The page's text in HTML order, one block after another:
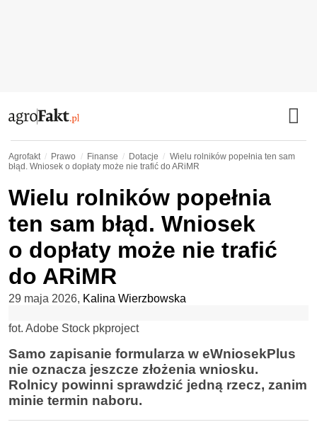
Agrofakt Prawo Finanse Dotacje
Wielu rolników popełnia ten sam
błąd. Wniosek o dopłaty może nie trafić do ARiMR
Wielu rolników popełnia
ten sam błąd. Wniosek
o dopłaty może nie trafić
do ARiMR
29 maja 2026, Kalina Wierzbowska
fot. Adobe Stock pkproject
Samo zapisanie formularza w eWniosekPlus
nie oznacza jeszcze złożenia wniosku.
Rolnicy powinni sprawdzić jedną rzecz, zanim
minie termin naboru.